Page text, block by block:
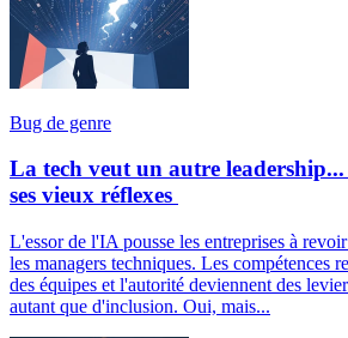
Bug de genre
La tech veut un autre leadership...
ses vieux réflexes
L'essor de l'IA pousse les entreprises à
les managers techniques. Les compétences
des équipes et l'autorité deviennent des
autant que d'inclusion. Oui, mais...